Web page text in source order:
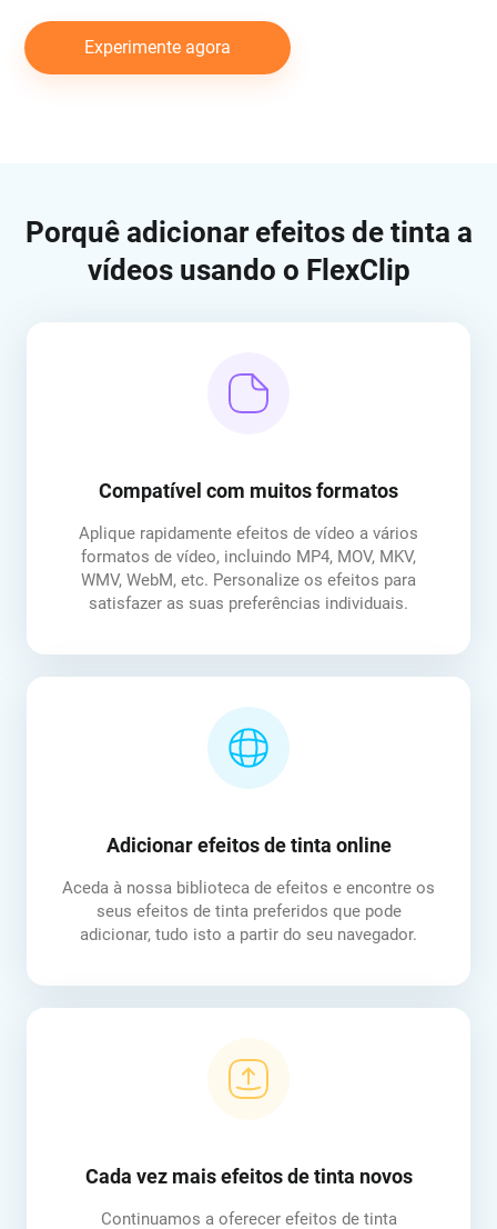
Experimente agora
Porquê adicionar efeitos de tinta a
vídeos usando o FlexClip
Compatível com muitos formatos
Aplique rapidamente efeitos de vídeo a vários
formatos de vídeo, incluindo MP4, MOV, MKV,
WMV, WebM, etc. Personalize os efeitos para
satisfazer as suas preferências individuais.
Adicionar efeitos de tinta online
Aceda à nossa biblioteca de efeitos e encontre os
seus efeitos de tinta preferidos que pode
adicionar, tudo isto a partir do seu navegador.
Cada vez mais efeitos de tinta novos
Continuamos a oferecer efeitos de tinta